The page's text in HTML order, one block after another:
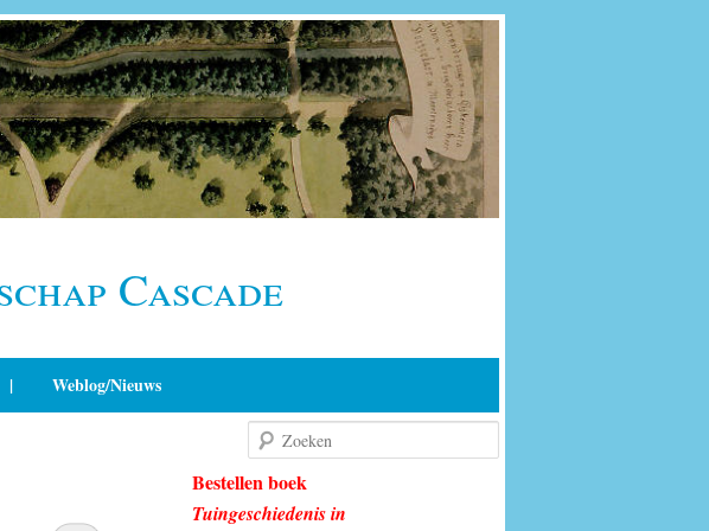
Cascade
| Weblog/Nieuws
Bestellen boek
Tuingeschiedenis in